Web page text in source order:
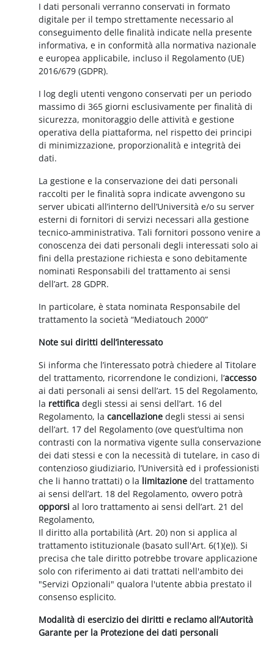
I dati personali verranno conservati in formato
digitale per il tempo strettamente necessario al
conseguimento delle finalità indicate nella presente
informativa, e in conformità alla normativa nazionale
e europea applicabile, incluso il Regolamento (UE)
2016/679 (GDPR).
I log degli utenti vengono conservati per un periodo
massimo di 365 giorni esclusivamente per finalità di
sicurezza, monitoraggio delle attività e gestione
operativa della piattaforma, nel rispetto dei principi
di minimizzazione, proporzionalità e integrità dei
dati.
La gestione e la conservazione dei dati personali
raccolti per le finalità sopra indicate avvengono su
server ubicati all’interno dell’Università e/o su server
esterni di fornitori di servizi necessari alla gestione
tecnico-amministrativa. Tali fornitori possono venire a
conoscenza dei dati personali degli interessati solo ai
fini della prestazione richiesta e sono debitamente
nominati Responsabili del trattamento ai sensi
dell’art. 28 GDPR.
In particolare, è stata nominata Responsabile del
trattamento la società “Mediatouch 2000”
Note sui diritti dell’interessato
Si informa che l’interessato potrà chiedere al Titolare
del trattamento, ricorrendone le condizioni, l’accesso
ai dati personali ai sensi dell’art. 15 del Regolamento,
la rettificadegli stessi ai sensi dell’art. 16 del
Regolamento, lacancellazione degli stessi ai sensi
dell’art. 17 del Regolamento (ove quest’ultima non
contrasti con la normativa vigente sulla conservazione
dei dati stessi e con la necessità di tutelare, in caso di
contenzioso giudiziario, l’Università ed i professionisti
che li hanno trattati) o la limitazione del trattamento
ai sensi dell’art. 18 del Regolamento, ovvero potrà
opporsi al loro trattamento ai sensi dell’art. 21 del
Regolamento,
Il diritto alla portabilità (Art. 20) non si applica al
trattamento istituzionale (basato sull'Art. 6(1)(e)). Si
precisa che tale diritto potrebbe trovare applicazione
solo con riferimento ai dati trattati nell'ambito dei
"Servizi Opzionali" qualora l'utente abbia prestato il
consenso esplicito.
Modalità di esercizio dei diritti e reclamo all’Autorità
Garante per la Protezione dei dati personali